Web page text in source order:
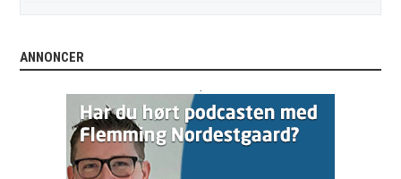
ANNONCER